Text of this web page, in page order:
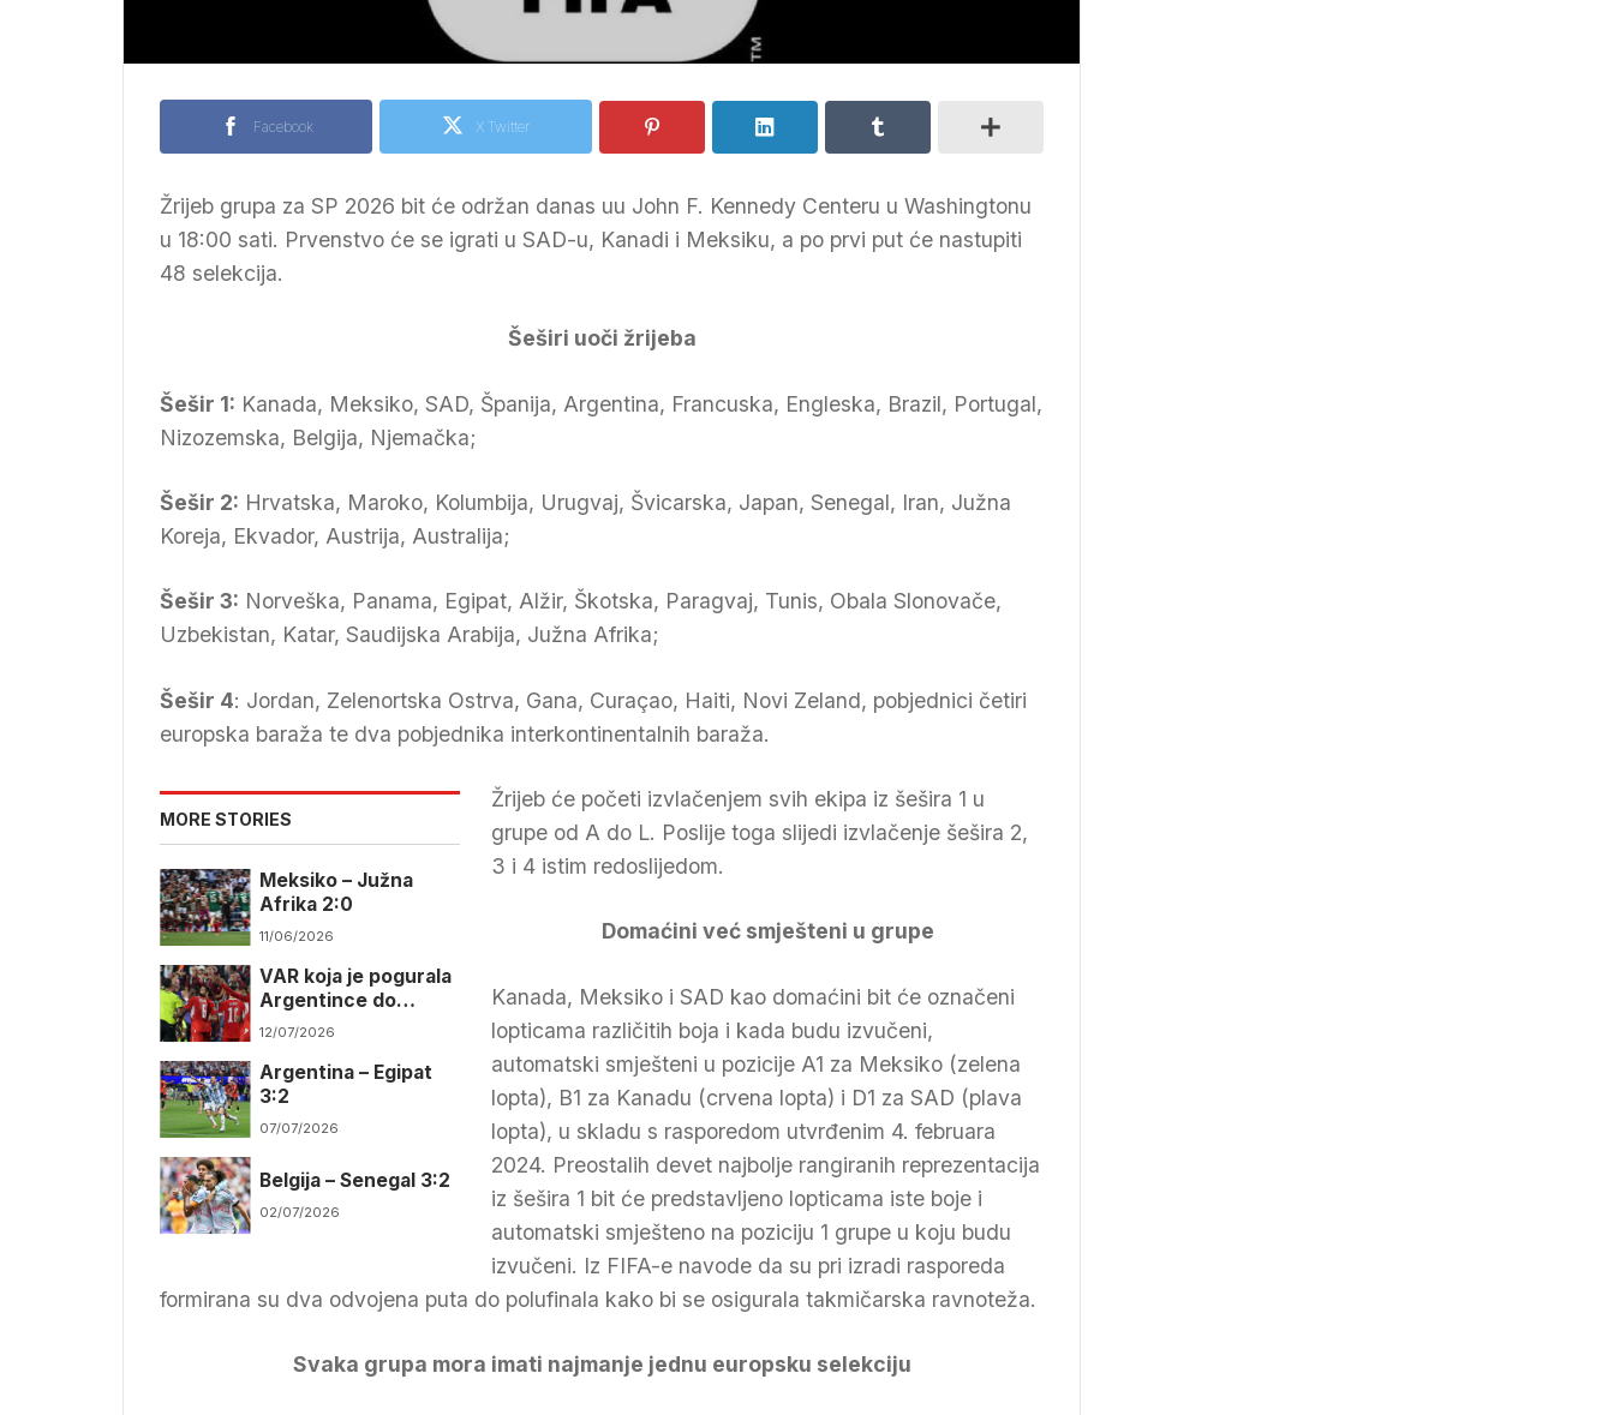
Facebook X Twitter
Žrijeb grupa za SP 2026 bit će održan danas uu John F. Kennedy Centeru u Washingtonu
u 18:00 sati. Prvenstvo će se igrati u SAD-u, Kanadi i Meksiku, a po prvi put će nastupiti
48 selekcija.
Šeširi uoči žrijeba
Šešir 1: Kanada, Meksiko, SAD, Španija, Argentina, Francuska, Engleska, Brazil, Portugal,
Nizozemska, Belgija, Njemačka;
Šešir 2: Hrvatska, Maroko, Kolumbija, Urugvaj, Švicarska, Japan, Senegal, Iran, Južna
Koreja, Ekvador, Austrija, Australija;
Šešir 3: Norveška, Panama, Egipat, Alžir, Škotska, Paragvaj, Tunis, Obala Slonovače,
Uzbekistan, Katar, Saudijska Arabija, Južna Afrika;
Šešir 4: Jordan, Zelenortska Ostrva, Gana, Curaçao, Haiti, Novi Zeland, pobjednici četiri
europska baraža te dva pobjednika interkontinentalnih baraža.
MORE STORIES
Meksiko – Južna
Afrika 2:0
11/06/2026
VAR koja je pogurala
Argentince do
polufinala
12/07/2026
Argentina – Egipat
3:2
07/07/2026
Belgija – Senegal 3:2
02/07/2026
Žrijeb će početi izvlačenjem svih ekipa iz šešira 1 u
grupe od A do L. Poslije toga slijedi izvlačenje šešira 2,
3 i 4 istim redoslijedom.
Domaćini već smješteni u grupe
Kanada, Meksiko i SAD kao domaćini bit će označeni
lopticama različitih boja i kada budu izvučeni,
automatski smješteni u pozicije A1 za Meksiko (zelena
lopta), B1 za Kanadu (crvena lopta) i D1 za SAD (plava
lopta), u skladu s rasporedom utvrđenim 4. februara
2024. Preostalih devet najbolje rangiranih reprezentacija
iz šešira 1 bit će predstavljeno lopticama iste boje i
automatski smješteno na poziciju 1 grupe u koju budu
izvučeni. Iz FIFA-e navode da su pri izradi rasporeda
formirana su dva odvojena puta do polufinala kako bi se osigurala takmičarska ravnoteža.
Svaka grupa mora imati najmanje jednu europsku selekciju